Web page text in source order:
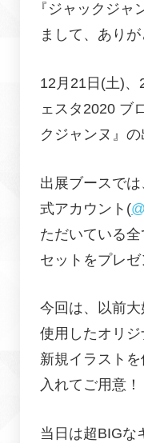
『 ジャックジャ
まして、ありが
12月21日(土)
ェスタ2020 ブ
クジャンヌ 』
出展ブースでは
式アカウント(
ただいている
セットをプレゼ
今回は、以前
使用したオリジ
新規イラスト
入れてご用意！
当日は超BIGな